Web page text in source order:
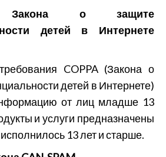
Закона о защите
детей в Интернете
COPPA (Закона о
детей в Интернете)
от лиц младше 13
и услуги предназначены
13 лет и старше.